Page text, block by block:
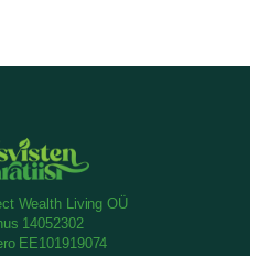
Wealth Living OÜ
14052302
EE101919074